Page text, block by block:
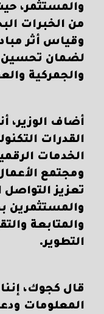
والمستثمر،
من الخبرات
وقياس أثر
لضمان تحسين
والجمركية
أضاف الوزير،
القدرات
الخدمات
ومجتمع
تعزيز
والمستثمرين
والمتابعة
التطوير.
قال كجوك،
المعلومات